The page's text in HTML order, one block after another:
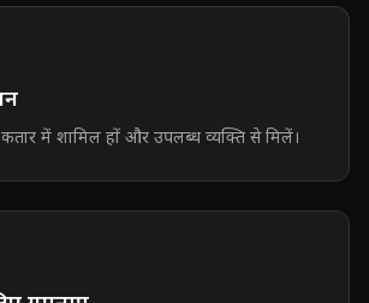
कतार में शामिल हों और उपलब्ध व्यक्ति से मिलें।